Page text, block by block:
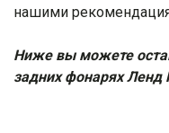
нашими
Ниже вы можете
задних фонарях Ленд